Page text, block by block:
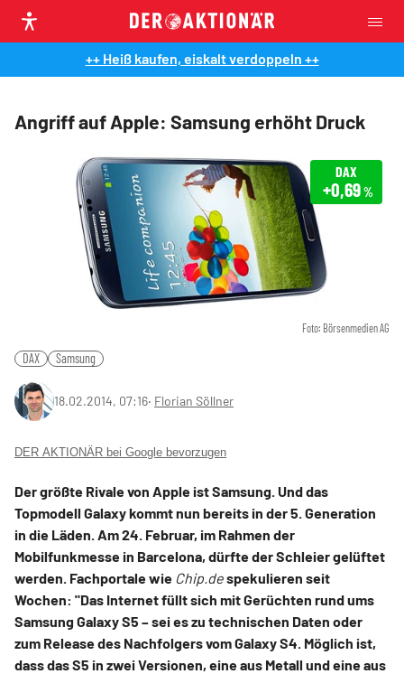
++ Heiß kaufen, eiskalt verdoppeln ++
Angriff auf Apple: Samsung erhöht Druck
Foto: Börsenmedien AG
DAX
+0,69%
DAX Samsung
18.02.2014, 07:16‧ Florian Söllner
DER AKTIONÄR bei Google bevorzugen
Der größte Rivale von Apple ist Samsung. Und das
Topmodell Galaxy kommt nun bereits in der 5. Generation
in die Läden. Am 24. Februar, im Rahmen der
Mobilfunkmesse in Barcelona, dürfte der Schleier gelüftet
werden. Fachportale wie Chip.despekulieren seit
Wochen: "Das Internet füllt sich mit Gerüchten rund ums
Samsung Galaxy S5 – sei es zu technischen Daten oder
zum Release des Nachfolgers vom Galaxy S4. Möglich ist,
dass das S5 in zwei Versionen, eine aus Metall und eine aus